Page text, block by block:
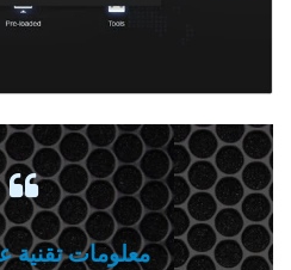
معلومات تقنية